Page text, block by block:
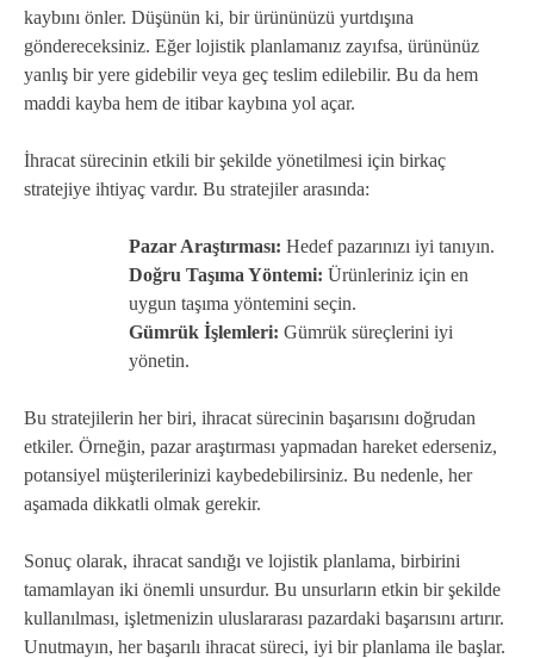
kaybını önler. Düşünün ki, bir ürününüzü yurtdışına
göndereceksiniz. Eğer lojistik planlamanız zayıfsa, ürününüz
yanlış bir yere gidebilir veya geç teslim edilebilir. Bu da hem
maddi kayba hem de itibar kaybına yol açar.
İhracat sürecinin etkili bir şekilde yönetilmesi için birkaç
stratejiye ihtiyaç vardır. Bu stratejiler arasında:
Pazar Araştırması: Hedef pazarınızı iyi tanıyın.
Doğru Taşıma Yöntemi: Ürünleriniz için en
uygun taşıma yöntemini seçin.
Gümrük İşlemleri: Gümrük süreçlerini iyi
yönetin.
Bu stratejilerin her biri, ihracat sürecinin başarısını doğrudan
etkiler. Örneğin, pazar araştırması yapmadan hareket ederseniz,
potansiyel müşterilerinizi kaybedebilirsiniz. Bu nedenle, her
aşamada dikkatli olmak gerekir.
Sonuç olarak, ihracat sandığı ve lojistik planlama, birbirini
tamamlayan iki önemli unsurdur. Bu unsurların etkin bir şekilde
kullanılması, işletmenizin uluslararası pazardaki başarısını artırır.
Unutmayın, her başarılı ihracat süreci, iyi bir planlama ile başlar.